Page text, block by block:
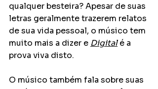
qualquer besteira? Apesar de suas
letras geralmente trazerem relatos
de sua vida pessoal, o músico tem
muito mais a dizer e Digital é a
prova viva disto.
O músico também fala sobre suas